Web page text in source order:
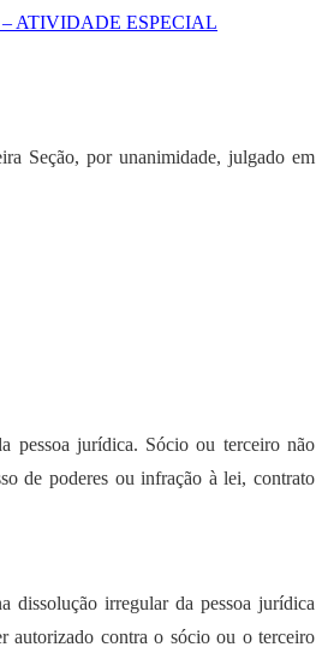
– ATIVIDADE ESPECIAL
Seção, por unanimidade, julgado em
pessoa jurídica. Sócio ou terceiro não
de poderes ou infração à lei, contrato
dissolução irregular da pessoa jurídica
autorizado contra o sócio ou o terceiro